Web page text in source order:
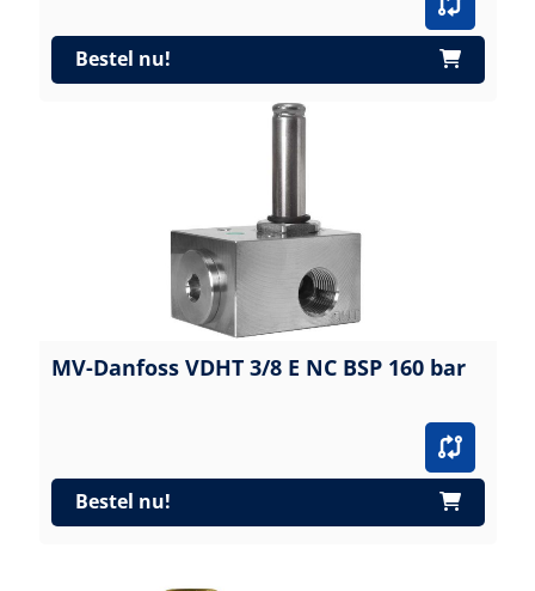
Bestel nu!
MV-Danfoss VDHT 3/8 E NC BSP 160 bar
Bestel nu!